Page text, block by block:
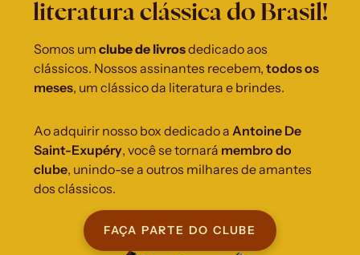
literatura clássica do Brasil!
Somos um clube de livros dedicado aos
clássicos. Nossos assinantes recebem, todos os
meses, um clássico da literatura e brindes.
Ao adquirir nosso box dedicado a Antoine De
Saint-Exupéry, você se tornará membro do
clube, unindo-se a outros milhares de amantes
dos clássicos.
FAÇA PARTE DO CLUBE